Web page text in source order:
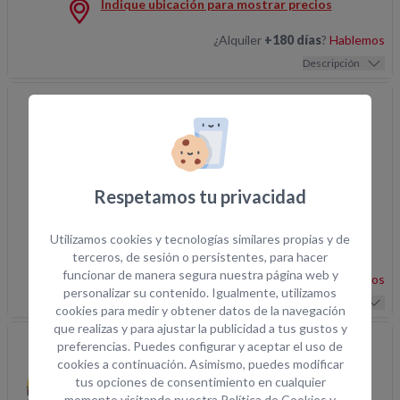
Indique ubicación para mostrar precios
¿Alquiler +180 días? Hablemos
Descripción
Compresor 3000 l/min 7bar
COMPRESOR.03.0
PRECIO ONLINE
Compresor 3000 l/min
Indique ubicación para mostrar precios
¿Alquiler +180 días? Hablemos
Descripción
Compresor 2500l/min 7bar
COMPRESOR.02.0
Respetamos tu privacidad
Utilizamos cookies y tecnologías similares propias y de
terceros, de sesión o persistentes, para hacer
funcionar de manera segura nuestra página web y
personalizar su contenido. Igualmente, utilizamos
cookies para medir y obtener datos de la navegación
que realizas y para ajustar la publicidad a tus gustos y
preferencias. Puedes configurar y aceptar el uso de
cookies a continuación. Asimismo, puedes modificar
tus opciones de consentimiento en cualquier